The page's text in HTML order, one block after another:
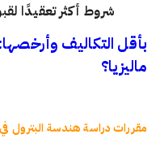
شروط أكثر تعقيدًا
بأقل التكاليف
ماليزيا؟
مقررات دراسة هندسة البترول في